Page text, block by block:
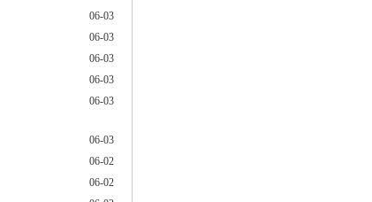
06-03
06-03
06-03
06-03
06-03
06-03
06-02
06-02